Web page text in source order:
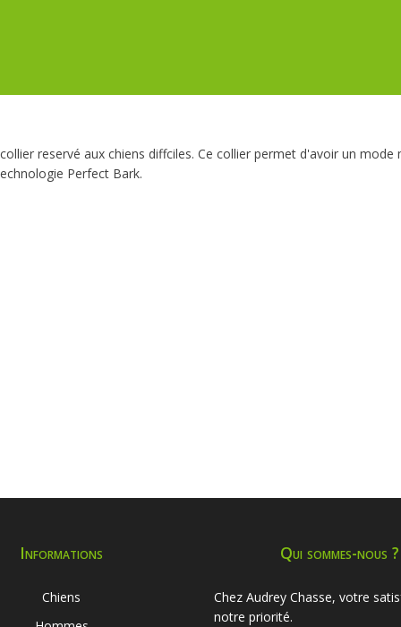
reservé aux chiens diffciles. Ce collier permet d'avoir un
Perfect Bark.
Informations
Chiens
Qui sommes-nous ?
Chez Audrey Chasse, votre
notre priorité.